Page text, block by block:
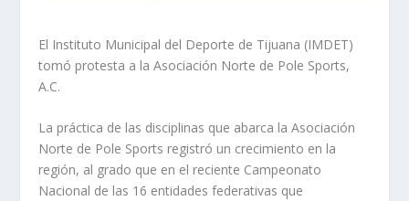
El Instituto Municipal del Deporte de Tijuana (IMDET)
tomó protesta a la Asociación Norte de Pole Sports,
A.C.
La práctica de las disciplinas que abarca la Asociación
Norte de Pole Sports registró un crecimiento en la
región, al grado que en el reciente Campeonato
Nacional de las 16 entidades federativas que